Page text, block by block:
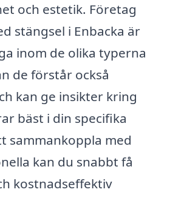
och estetik. Företag
stängsel i Enbacka är
inom de olika typerna
de förstår också
kan ge insikter kring
bäst i din specifika
sammankoppla med
kan du snabbt få
kostnadseffektiv